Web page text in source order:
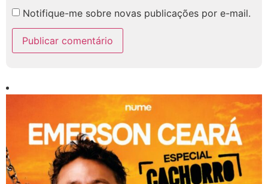
Notifique-me sobre novas publicações por e-mail.